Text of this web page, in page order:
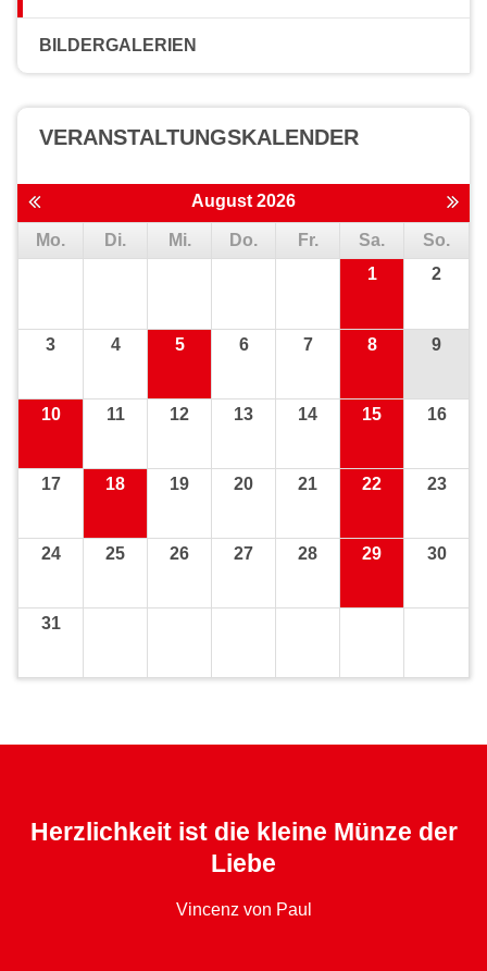
BILDERGALERIEN
VERANSTALTUNGS­KALENDER
August 2026
Mo. Di. Mi. Do. Fr. Sa.
So.
1
2
3 4 5 6 7 8 9
10 11 12 13 14 15 16
17 18 19 20 21 22 23
24 25 26 27 28 29 30
31
Herzlichkeit ist die kleine Münze der
Liebe
Vincenz von Paul